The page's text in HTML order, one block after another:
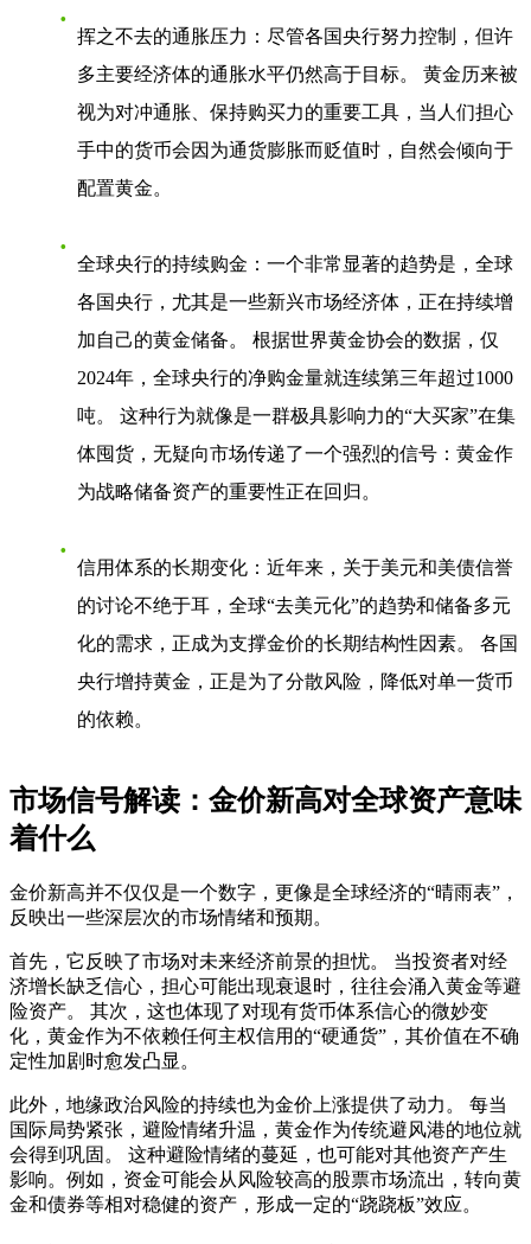
挥之不去的通胀压力 ：尽管各国央行努力控制，但许
多主要经济体的通胀水平仍然高于目标。 黄金历来被
视为对冲通胀、保持购买力的重要工具，当人们担心
手中的货币会因为通货膨胀而贬值时，自然会倾向于
配置黄金。
全球央行的持续购金 ：一个非常显著的趋势是，全球
各国央行，尤其是一些新兴市场经济体，正在持续增
加自己的黄金储备。 根据世界黄金协会的数据，仅
2024年，全球央行的净购金量就连续第三年超过1000
吨。 这种行为就像是一群极具影响力的“大买家”在集
体囤货，无疑向市场传递了一个强烈的信号：黄金作
为战略储备资产的重要性正在回归。
信用体系的长期变化 ：近年来，关于美元和美债信誉
的讨论不绝于耳，全球“去美元化”的趋势和储备多元
化的需求，正成为支撑金价的长期结构性因素。 各国
央行增持黄金，正是为了分散风险，降低对单一货币
的依赖。
市场信号解读：金价新高对全球资产意味
着什么
金价新高并不仅仅是一个数字，更像是全球经济的“晴雨表”，
反映出一些深层次的市场情绪和预期。
首先，它反映了市场对未来经济前景的担忧。 当投资者对经
济增长缺乏信心，担心可能出现衰退时，往往会涌入黄金等避
险资产。 其次，这也体现了对现有货币体系信心的微妙变
化，黄金作为不依赖任何主权信用的“硬通货”，其价值在不确
定性加剧时愈发凸显。
此外，地缘政治风险的持续也为金价上涨提供了动力。 每当
国际局势紧张，避险情绪升温，黄金作为传统避风港的地位就
会得到巩固。 这种避险情绪的蔓延，也可能对其他资产产生
影响。例如，资金可能会从风险较高的股票市场流出，转向黄
金和债券等相对稳健的资产，形成一定的“跷跷板”效应。